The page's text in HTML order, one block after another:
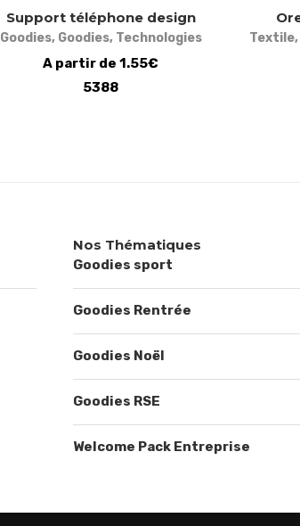
Support téléphone design
Goodies, Goodies, Technologies
A partir de 1.55€
5388
Textile,
Nos Thématiques
Goodies sport
Goodies Rentrée
Goodies Noël
Goodies RSE
Welcome Pack Entreprise